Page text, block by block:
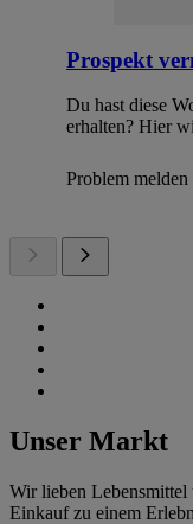
Prospekt
Du hast diese
erhalten? Hier
Problem melden
Unser Markt
Wir lieben Lebensmittel
Einkauf zu einem